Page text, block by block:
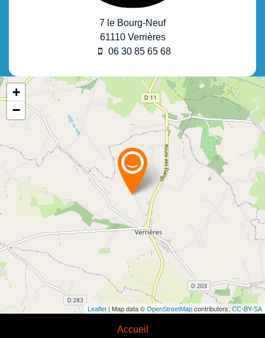
7 le Bourg-Neuf
61110 Verrières
06 30 85 65 68
+
−
Leaflet | Map data © OpenStreetMap contributors,CC-BY-SA
Accueil